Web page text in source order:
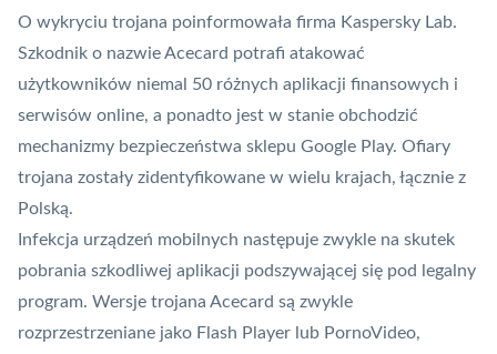
O wykryciu trojana poinformowała firma Kaspersky Lab.
Szkodnik o nazwie Acecard potrafi atakować
użytkowników niemal 50 różnych aplikacji finansowych i
serwisów online, a ponadto jest w stanie obchodzić
mechanizmy bezpieczeństwa sklepu Google Play. Ofiary
trojana zostały zidentyfikowane w wielu krajach, łącznie z
Polską.
Infekcja urządzeń mobilnych następuje zwykle na skutek
pobrania szkodliwej aplikacji podszywającej się pod legalny
program. Wersje trojana Acecard są zwykle
rozprzestrzeniane jako Flash Player lub PornoVideo,